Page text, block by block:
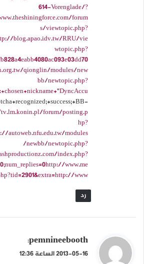
614-Vorenglade/?
forum
s/viewtopic.php?
blog.apao.idv.tw/RRU/vie
wtopic.php?
qionglin/modules/new
bb/newtopic.php?
forum/posting.p
hp?
autoweb.nfu.edu.tw/modules
/newbb/newtopic.php?
index.php?
www.me
www
رد
ي
ق
pemnineebooth
:
2013-05-16 الساعة 12:36